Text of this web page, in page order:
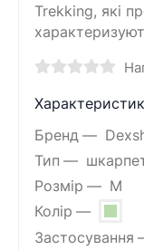
Trekking, які
Бренд
Тип
Розмір
M
Колір
Застосування